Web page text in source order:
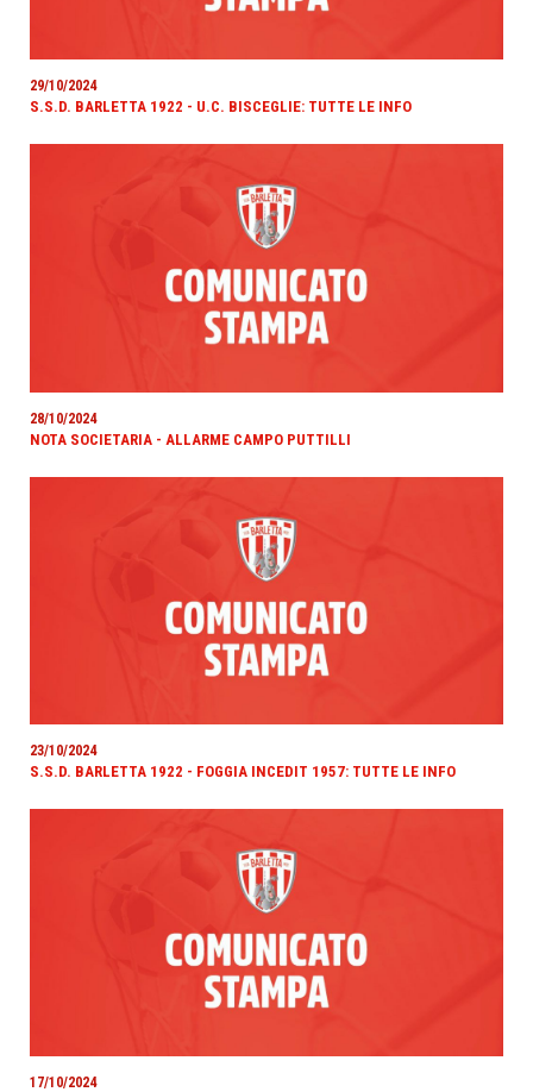
29/10/2024
S.S.D. BARLETTA 1922 - U.C. BISCEGLIE: TUTTE LE INFO
28/10/2024
NOTA SOCIETARIA - ALLARME CAMPO PUTTILLI
23/10/2024
S.S.D. BARLETTA 1922 - FOGGIA INCEDIT 1957: TUTTE LE INFO
17/10/2024